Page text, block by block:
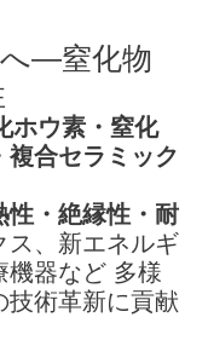
―窒化物
ホウ素・窒化
合セラミック
性・絶縁性・耐
ス、新エネルギ
機器など 多様
技術革新に貢献